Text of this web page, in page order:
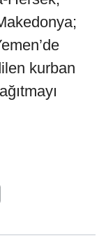
kurban